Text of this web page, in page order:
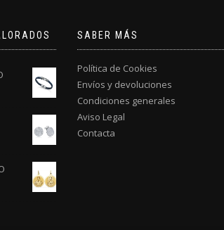
SABER MÁS
Política de Cookies
Envíos y devoluciones
Condiciones generales
Aviso Legal
Contacta